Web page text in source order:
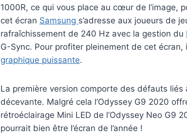
1000R, ce qui vous place au cœur de l’image,
cet écran Samsung s’adresse aux joueurs de
rafraîchissement de 240 Hz avec la gestion du
G-Sync. Pour profiter pleinement de cet écran,
graphique puissante.
La première version comporte des défauts
décevante. Malgré cela l’Odyssey G9 2020
rétroéclairage Mini LED de l’Odyssey Neo G9
pourrait bien être l’écran de l’année !